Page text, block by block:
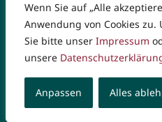
Wenn Sie auf „Alle
Anwendung von Cookies
Sie bitte unser Impressum
unsere
Anpassen Alles
© Copyright 2026
vorbehalten | Impressum
Rechtliche